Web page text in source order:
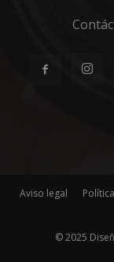
Aviso legal
© 2025